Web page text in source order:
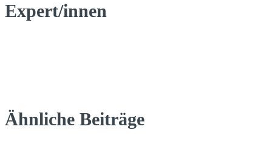
Expert/innen
Ähnliche Beiträge